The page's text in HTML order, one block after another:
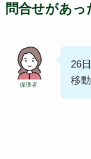
問合せがあ
保護者
26
移